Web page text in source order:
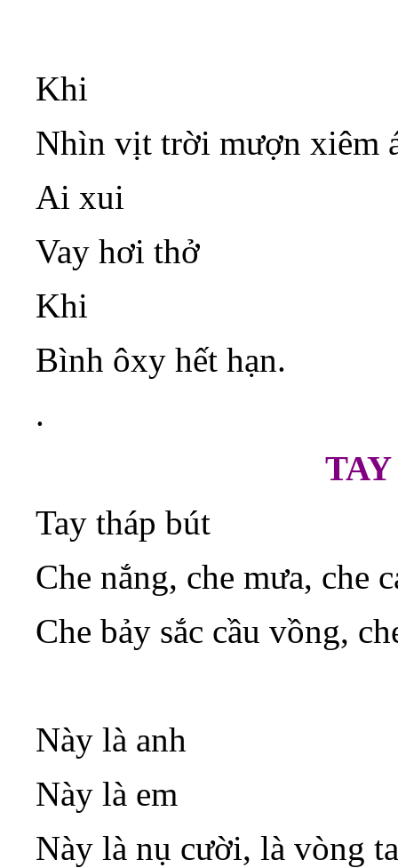
Khi
Nhìn vịt trời mượn xiêm
Ai xui
Vay hơi thở
Khi
Bình ôxy hết hạn.
.
TAY
Tay tháp bút
Che nắng, che mưa, che
Che bảy sắc cầu vồng,
Này là anh
Này là em
Này là nụ cười, là vòng